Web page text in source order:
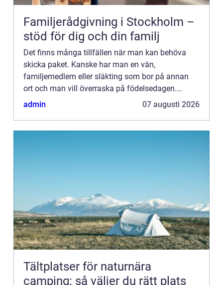
Familjerådgivning i Stockholm –
stöd för dig och din familj
Det finns många tillfällen när man kan behöva
skicka paket. Kanske har man en vän,
familjemedlem eller släkting som bor på annan
ort och man vill överraska på födelsedagen.
Kanske har man ett f&oum...
admin 07 augusti 2026
Tältplatser för naturnära
camping: så väljer du rätt plats